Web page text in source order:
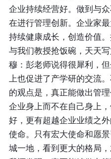
企业持续经营好。做到与
在进行管理创新。企业家
持续健康成长，创造价值
与我们教授抢饭碗，天天写
穆：彭老师说得很犀利，
上也促进了产学研的交流
的观点是，真正能做出管
企业身上而不在自己身上
好，更有超越企业业绩之
使命。只有宏大使命和愿
城一地，看到更大的格局